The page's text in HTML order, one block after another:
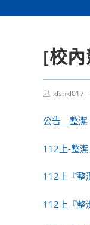
[校
Postklshkl017
公告＿整
112上-整
112上『整
112上『整